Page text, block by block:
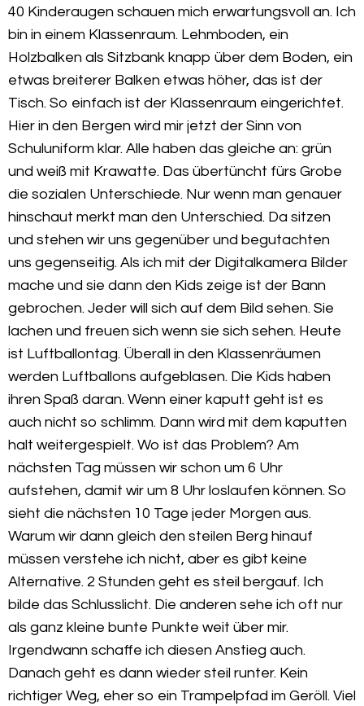
40 Kinderaugen schauen mich erwartungsvoll an. Ich
bin in einem Klassenraum. Lehmboden, ein
Holzbalken als Sitzbank knapp über dem Boden, ein
etwas breiterer Balken etwas höher, das ist der
Tisch. So einfach ist der Klassenraum eingerichtet.
Hier in den Bergen wird mir jetzt der Sinn von
Schuluniform klar. Alle haben das gleiche an: grün
und weiß mit Krawatte. Das übertüncht fürs Grobe
die sozialen Unterschiede. Nur wenn man genauer
hinschaut merkt man den Unterschied. Da sitzen
und stehen wir uns gegenüber und begutachten
uns gegenseitig. Als ich mit der Digitalkamera Bilder
mache und sie dann den Kids zeige ist der Bann
gebrochen. Jeder will sich auf dem Bild sehen. Sie
lachen und freuen sich wenn sie sich sehen. Heute
ist Luftballontag. Überall in den Klassenräumen
werden Luftballons aufgeblasen. Die Kids haben
ihren Spaß daran. Wenn einer kaputt geht ist es
auch nicht so schlimm. Dann wird mit dem kaputten
halt weitergespielt. Wo ist das Problem? Am
nächsten Tag müssen wir schon um 6 Uhr
aufstehen, damit wir um 8 Uhr loslaufen können. So
sieht die nächsten 10 Tage jeder Morgen aus.
Warum wir dann gleich den steilen Berg hinauf
müssen verstehe ich nicht, aber es gibt keine
Alternative. 2 Stunden geht es steil bergauf. Ich
bilde das Schlusslicht. Die anderen sehe ich oft nur
als ganz kleine bunte Punkte weit über mir.
Irgendwann schaffe ich diesen Anstieg auch.
Danach geht es dann wieder steil runter. Kein
richtiger Weg, eher so ein Trampelpfad im Geröll. Viel